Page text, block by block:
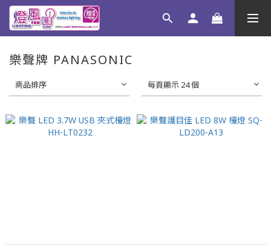
樂聲牌 PANASONIC
商品排序 每頁顯示 24 個